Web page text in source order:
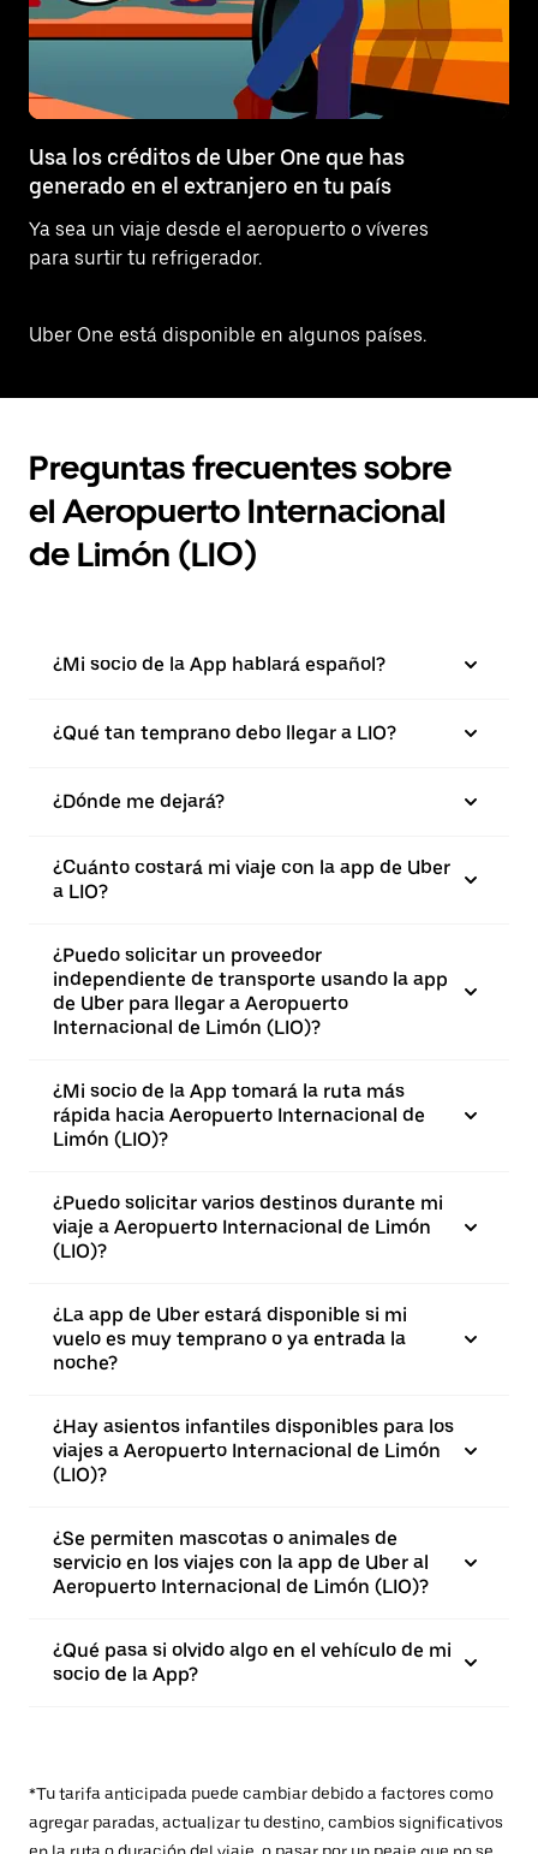
Usa los créditos de Uber One que has
generado en el extranjero en tu país
Ya sea un viaje desde el aeropuerto o víveres
para surtir tu refrigerador.
Uber One está disponible en algunos países.
Preguntas frecuentes sobre
el Aeropuerto Internacional
de Limón (LIO)
¿Mi socio de la App hablará español?
¿Qué tan temprano debo llegar a LIO?
¿Dónde me dejará?
¿Cuánto costará mi viaje con la app de Uber
a LIO?
¿Puedo solicitar un proveedor
independiente de transporte usando la app
de Uber para llegar a Aeropuerto
Internacional de Limón (LIO)?
¿Mi socio de la App tomará la ruta más
rápida hacia Aeropuerto Internacional de
Limón (LIO)?
¿Puedo solicitar varios destinos durante mi
viaje a Aeropuerto Internacional de Limón
(LIO)?
¿La app de Uber estará disponible si mi
vuelo es muy temprano o ya entrada la
noche?
¿Hay asientos infantiles disponibles para los
viajes a Aeropuerto Internacional de Limón
(LIO)?
¿Se permiten mascotas o animales de
servicio en los viajes con la app de Uber al
Aeropuerto Internacional de Limón (LIO)?
¿Qué pasa si olvido algo en el vehículo de mi
socio de la App?
*Tu tarifa anticipada puede cambiar debido a factores como
agregar paradas, actualizar tu destino, cambios significativos